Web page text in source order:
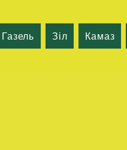
Газель Зіл Камаз